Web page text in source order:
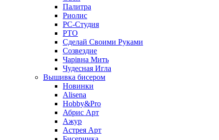
Палитра
Риолис
РС-Студия
РТО
Сделай Своими Руками
Созвездие
Чарiвна Мить
Чудесная Игла
Вышивка бисером
Новинки
Alisena
Hobby&Pro
Абрис Арт
Ажур
Астрея Арт